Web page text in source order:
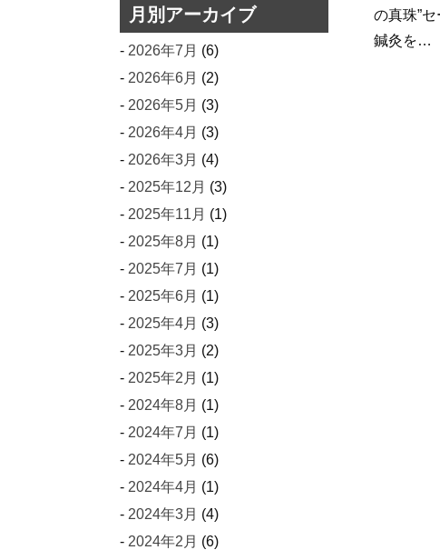
真珠”セーシェル共和国で日本の
った・・・。」 先生自身が経
月別アーカイブ
2026年7月 (6)
2026年6月 (2)
2026年5月 (3)
2026年4月 (3)
2026年3月 (4)
2025年12月 (3)
2025年11月 (1)
2025年8月 (1)
2025年7月 (1)
2025年6月 (1)
2025年4月 (3)
2025年3月 (2)
2025年2月 (1)
2024年8月 (1)
2024年7月 (1)
2024年5月 (6)
2024年4月 (1)
2024年3月 (4)
2024年2月 (6)